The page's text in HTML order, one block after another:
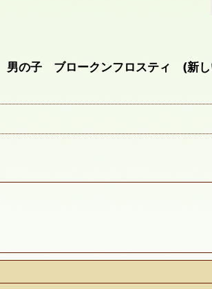
男の子 ブロークンフロスティ (新し